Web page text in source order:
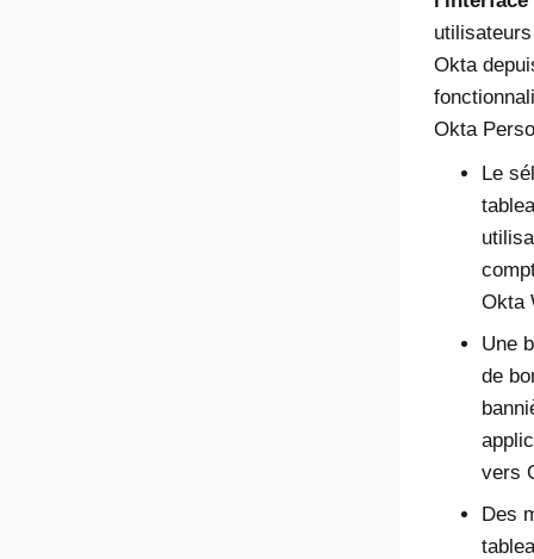
Okta
Okta
Le
Okta
Une
de
vers
Des